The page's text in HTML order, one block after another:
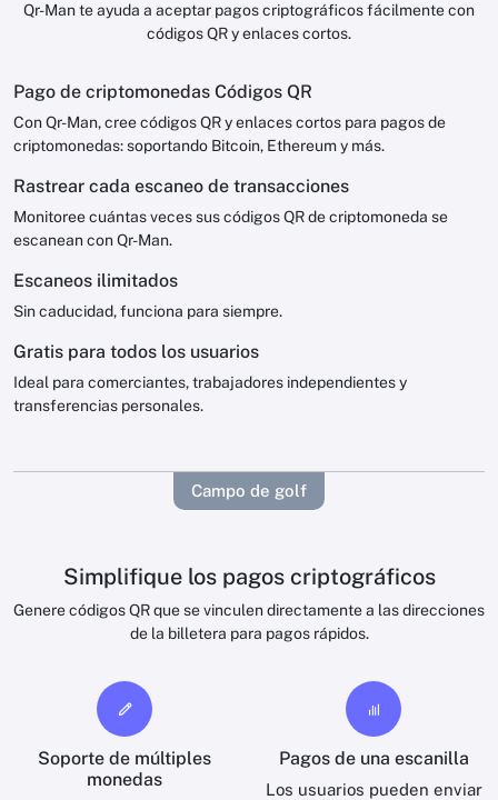
Qr-Man te ayuda a aceptar pagos criptográficos fácilmente con
códigos QR y enlaces cortos.
Pago de criptomonedas Códigos QR
Con Qr-Man, cree códigos QR y enlaces cortos para pagos de
criptomonedas: soportando Bitcoin, Ethereum y más.
Rastrear cada escaneo de transacciones
Monitoree cuántas veces sus códigos QR de criptomoneda se
escanean con Qr-Man.
Escaneos ilimitados
Sin caducidad, funciona para siempre.
Gratis para todos los usuarios
Ideal para comerciantes, trabajadores independientes y
transferencias personales.
Campo de golf
Simplifique los pagos criptográficos
Genere códigos QR que se vinculen directamente a las direcciones
de la billetera para pagos rápidos.
Soporte de múltiples
monedas
Pagos de una escanilla
Los usuarios pueden enviar